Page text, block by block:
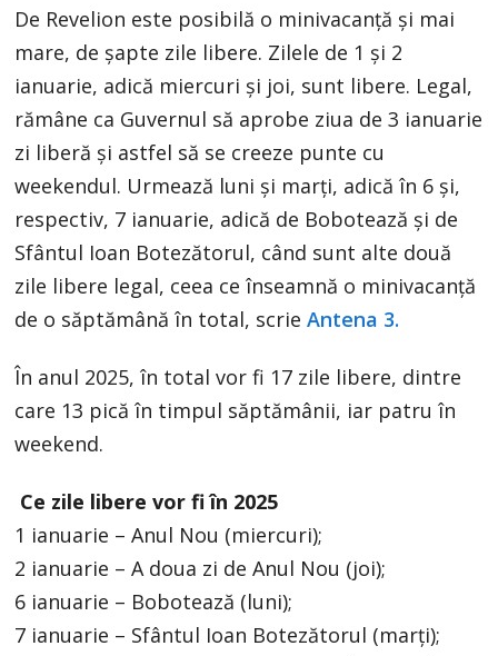
De Revelion este posibilă o minivacanță și mai
mare, de șapte zile libere. Zilele de 1 și 2
ianuarie, adică miercuri și joi, sunt libere. Legal,
rămâne ca Guvernul să aprobe ziua de 3 ianuarie
zi liberă și astfel să se creeze punte cu
weekendul. Urmează luni și marți, adică în 6 și,
respectiv, 7 ianuarie, adică de Bobotează și de
Sfântul Ioan Botezătorul, când sunt alte două
zile libere legal, ceea ce înseamnă o minivacanță
de o săptămână în total, scrie Antena 3.
În anul 2025, în total vor fi 17 zile libere, dintre
care 13 pică în timpul săptămânii, iar patru în
weekend.
Ce zile libere vor fi în 2025
1 ianuarie – Anul Nou (miercuri);
2 ianuarie – A doua zi de Anul Nou (joi);
6 ianuarie – Bobotează (luni);
7 ianuarie – Sfântul Ioan Botezătorul (marți);